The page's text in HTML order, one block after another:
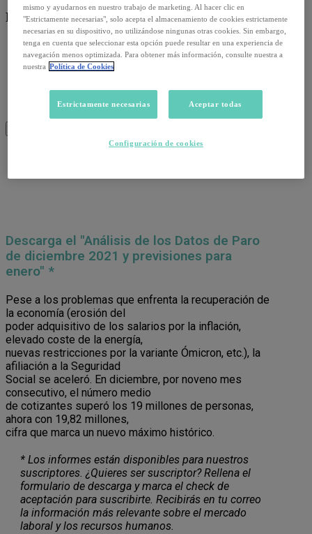
Recursos:
Artículos
Infografías
Informes
Podcast
Video
Webinar
Descarga el "Análisis de los Datos de Paro
de diciembre 2021 y previsiones para
enero" *
Pese a los problemas que enfrenta la recuperación de
la economía (erosión del
poder adquisitivo de los salarios por la inflación,
elevado coste de la energía,
nuevas restricciones por la variante Ómicron, etc.), la
afiliación a la Seguridad
Social se aceleró. En diciembre, por noveno mes
consecutivo, el número medio
de cotizantes superó los 19 millones de personas,
ahora con 19,82 millones,
cifra que marca un nuevo máximo histórico.
* Los informes están disponibles para nuestros
suscriptores. ¿Quieres ser suscriptor? Rellena el
formulario de descarga y marca el check de
aceptación para suscribirte. Recibirás en tu correo
la información más relevante sobre el mercado
laboral y los recursos humanos.
mismo y ayudarnos en nuestro trabajo de marketing. Al hacer clic en
"Estrictamente necesarias", solo acepta el almacenamiento de cookies estrictamente
necesarias en su dispositivo, no utilizándose ningunas otras cookies. Sin embargo,
tenga en cuenta que seleccionar esta opción puede resultar en una experiencia de
navegación menos optimizada. Para obtener más información, consulte nuestra a
nuestra Política de Cookies
Estrictamente necesarias Aceptar todas
Configuración de cookies